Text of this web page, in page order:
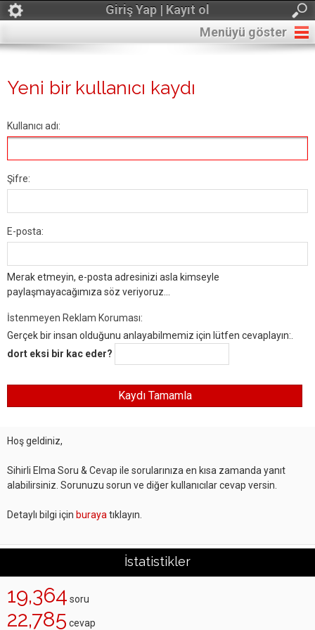
Giriş Yap | Kayıt ol
Menüyü göster
Yeni bir kullanıcı kaydı
Kullanıcı adı:
Şifre:
E-posta:
Merak etmeyin, e-posta adresinizi asla kimseyle
paylaşmayacağımıza söz veriyoruz...
İstenmeyen Reklam Koruması:
Gerçek bir insan olduğunu anlayabilmemiz için lütfen cevaplayın:.
dort eksi bir kac eder?
Hoş geldiniz,
Sihirli Elma Soru & Cevap ile sorularınıza en kısa zamanda yanıt
alabilirsiniz. Sorunuzu sorun ve diğer kullanıcılar cevap versin.
Detaylı bilgi için buraya tıklayın.
İstatistikler
19,364 soru
22,785 cevap